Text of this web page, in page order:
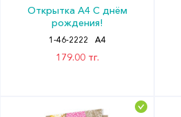
Открытка А4 С днём
рождения!
1-46-2222 А4
179.00 тг.